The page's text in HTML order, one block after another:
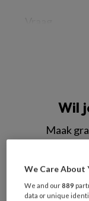
Wil
Maak
Al een
We Care About
We and our889
data or unique